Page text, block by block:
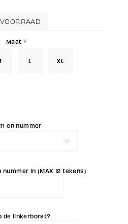
Maat *
L XL
en nummer
in (MAX 12 tekens)
de linkerborst?